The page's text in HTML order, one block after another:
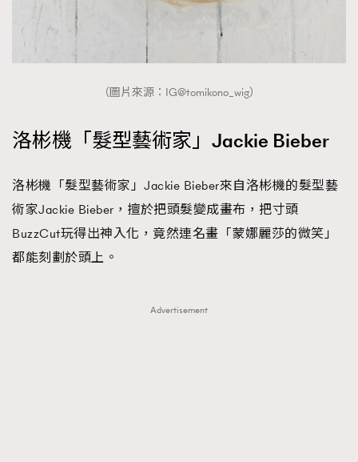
（圖片來源：IG@tomikono_wig）
洛彬機「髮型藝術家」Jackie Bieber
洛彬機「髮型藝術家」Jackie Bieber來自洛彬機的髮型藝
術家Jackie Bieber，擅於把頭髮變成畫布，把寸頭
BuzzCut玩得出神入化，竟然連名畫「蒙娜麗莎的微笑」
都能刻劃於頭上。
Advertisement